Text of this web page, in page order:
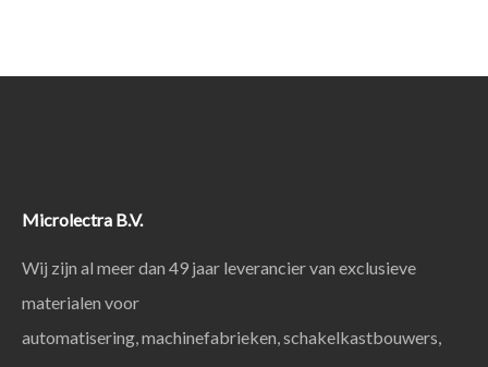
Microlectra B.V.
Wij zijn al meer dan 49 jaar leverancier van exclusieve
materialen voor
automatisering, machinefabrieken, schakelkastbouwers,